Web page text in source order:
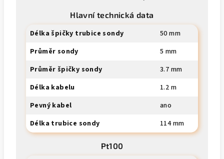
Hlavní technická data
Délka špičky trubice sondy
50 mm
Průměr sondy
5 mm
Průměr špičky sondy
3.7 mm
Délka kabelu
1.2 m
Pevný kabel
ano
Délka trubice sondy
114 mm
Pt100